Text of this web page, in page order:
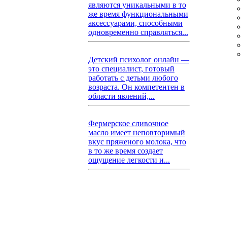
являются уникальными в то
же время функциональными
аксессуарами, способными
одновременно справляться...
Детский психолог онлайн —
это специалист, готовый
работать с детьми любого
возраста. Он компетентен в
области явлений,...
Фермерское сливочное
масло имеет неповторимый
вкус пряженого молока, что
в то же время создает
ощущение легкости и...